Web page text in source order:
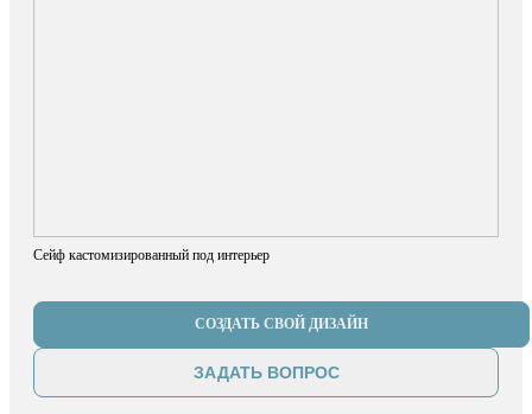
Сейф кастомизированный под интерьер
СОЗДАТЬ СВОЙ ДИЗАЙН
ЗАДАТЬ ВОПРОС